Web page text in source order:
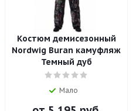
Костюм демисезонный
Nordwig Buran камуфляж
Темный дуб
Мало